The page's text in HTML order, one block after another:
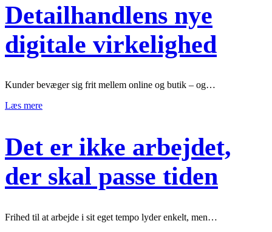
Detailhandlens nye
digitale virkelighed
Kunder bevæger sig frit mellem online og butik – og…
Læs mere
Det er ikke arbejdet,
der skal passe tiden
Frihed til at arbejde i sit eget tempo lyder enkelt, men…